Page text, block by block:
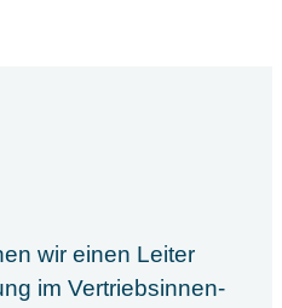
wir einen Leiter
im Vertriebsinnen-